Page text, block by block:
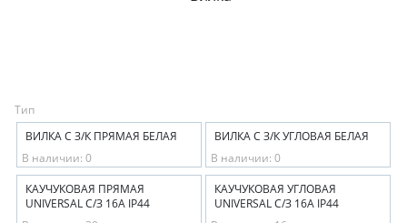
Тип
ВИЛКА С З/К ПРЯМАЯ БЕЛАЯ
В наличии: 0
ВИЛКА С З/К УГЛОВАЯ БЕЛАЯ
В наличии: 0
КАУЧУКОВАЯ ПРЯМАЯ
UNIVERSAL С/З 16А IP44
КАУЧУКОВАЯ УГЛОВАЯ
UNIVERSAL С/З 16А IP44